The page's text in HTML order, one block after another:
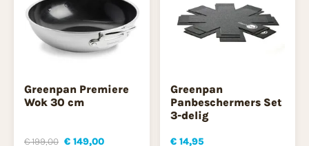
Greenpan Premiere
Wok 30 cm
€ 199,00 € 149,00
Greenpan
Panbeschermers Set
3-delig
€ 14,95